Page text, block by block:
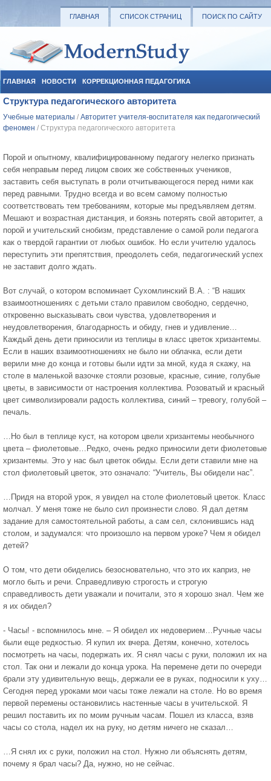
ГЛАВНАЯ СПИСОК СТРАНИЦ ПОИСК ПО САЙТУ
ГЛАВНАЯ НОВОСТИ КОРРЕКЦИОННАЯ ПЕДАГОГИКА
СОЦИАЛЬНАЯ ПЕДАГОГИКА УЧЕБНЫЕ МАТЕРИАЛЫ
Структура педагогического авторитета
Учебные материалы / Авторитет учителя-воспитателя как педагогический
феномен / Структура педагогического авторитета
Порой и опытному, квалифицированному педагогу нелегко признать
себя неправым перед лицом своих же собственных учеников,
заставить себя выступать в роли отчитывающегося перед ними как
перед равными. Трудно всегда и во всем самому полностью
соответствовать тем требованиям, которые мы предъявляем детям.
Мешают и возрастная дистанция, и боязнь потерять свой авторитет, а
порой и учительский снобизм, представление о самой роли педагога
как о твердой гарантии от любых ошибок. Но если учителю удалось
переступить эти препятствия, преодолеть себя, педагогический успех
не заставит долго ждать.
Вот случай, о котором вспоминает Сухомлинский В.А. : “В наших
взаимоотношениях с детьми стало правилом свободно, сердечно,
откровенно высказывать свои чувства, удовлетворения и
неудовлетворения, благодарность и обиду, гнев и удивление…
Каждый день дети приносили из теплицы в класс цветок хризантемы.
Если в наших взаимоотношениях не было ни облачка, если дети
верили мне до конца и готовы были идти за мной, куда я скажу, на
столе в маленькой вазочке стояли розовые, красные, синие, голубые
цветы, в зависимости от настроения коллектива. Розоватый и красный
цвет символизировали радость коллектива, синий – тревогу, голубой –
печаль.
…Но был в теплице куст, на котором цвели хризантемы необычного
цвета – фиолетовые…Редко, очень редко приносили дети фиолетовые
хризантемы. Это у нас был цветок обиды. Если дети ставили мне на
стол фиолетовый цветок, это означало: “Учитель, Вы обидели нас”.
…Придя на второй урок, я увидел на столе фиолетовый цветок. Класс
молчал. У меня тоже не было сил произнести слово. Я дал детям
задание для самостоятельной работы, а сам сел, склонившись над
столом, и задумался: что произошло на первом уроке? Чем я обидел
детей?
О том, что дети обиделись безосновательно, что это их каприз, не
могло быть и речи. Справедливую строгость и строгую
справедливость дети уважали и почитали, это я хорошо знал. Чем же
я их обидел?
- Часы! - вспомнилось мне. – Я обидел их недоверием…Ручные часы
были еще редкостью. Я купил их вчера. Детям, конечно, хотелось
посмотреть на часы, подержать их. Я снял часы с руки, положил их на
стол. Так они и лежали до конца урока. На перемене дети по очереди
брали эту удивительную вещь, держали ее в руках, подносили к уху…
Сегодня перед уроками мои часы тоже лежали на столе. Но во время
первой перемены остановились настенные часы в учительской. Я
решил поставить их по моим ручным часам. Пошел из класса, взяв
часы со стола, надел их на руку, но детям ничего не сказал…
…Я снял их с руки, положил на стол. Нужно ли объяснять детям,
почему я брал часы? Да, нужно, но не сейчас.